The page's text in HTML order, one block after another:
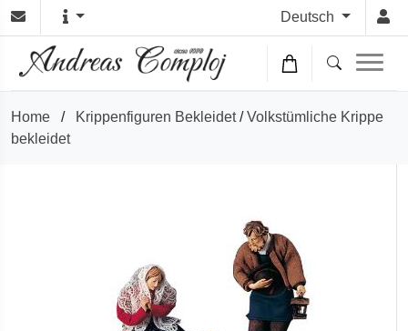
Deutsch
Home / Krippenfiguren Bekleidet/ Volkstümliche Krippe
bekleidet